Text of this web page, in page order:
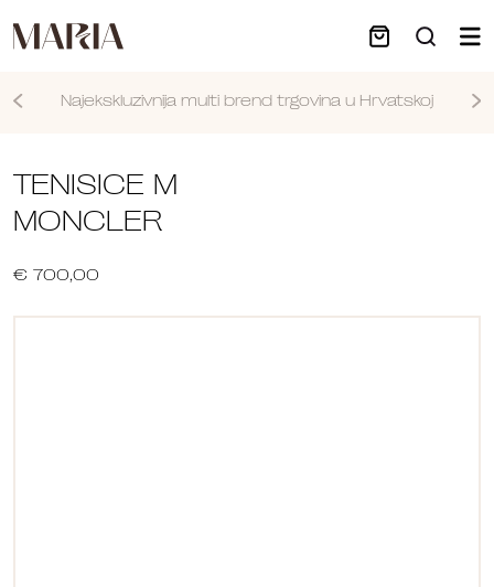
Najekskluzivnija multi brend trgovina u Hrvatskoj
TENISICE M
MONCLER
€ 700,00